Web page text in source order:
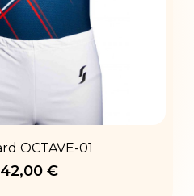
OCTAVE-01
42,00 €
GYM -
ET
justaucorps de
pour les clubs, de